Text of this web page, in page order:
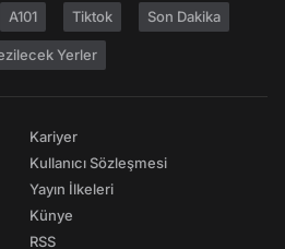
A101 Tiktok Son Dakika
Yerler
Kariyer
Kullanıcı Sözleşmesi
Yayın İlkeleri
Künye
RSS